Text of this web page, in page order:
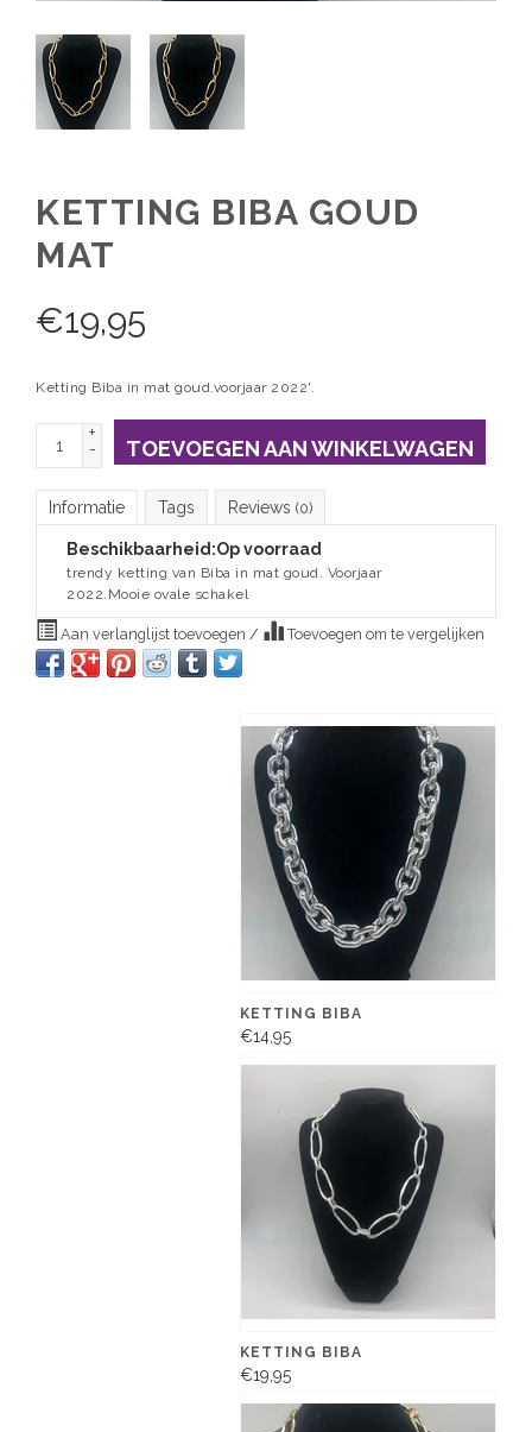
KETTING BIBA GOUD
MAT
€19,95
Ketting Biba in mat goud.voorjaar 2022'.
+
-
TOEVOEGEN AAN WINKELWAGEN
Informatie Tags Reviews (0)
Beschikbaarheid:Op voorraad
trendy ketting van Biba in mat goud. Voorjaar
2022.Mooie ovale schakel
Aan verlanglijst toevoegen / Toevoegen om te vergelijken
KETTING BIBA
€14,95
KETTING BIBA
€19,95